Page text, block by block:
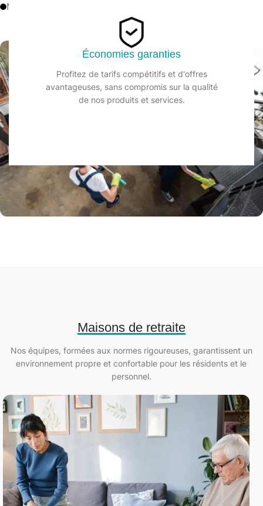
Économies garanties
Profitez de tarifs compétitifs et d'offres
avantageuses, sans compromis sur la qualité
de nos produits et services.
Maintenance.
Maisons de retraite
Nos équipes, formées aux normes rigoureuses, garantissent un
environnement propre et confortable pour les résidents et le
personnel.